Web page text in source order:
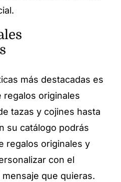
más destacadas es
regalos originales
tazas y cojines hasta
su catálogo podrás
regalos originales y
con el
que quieras.